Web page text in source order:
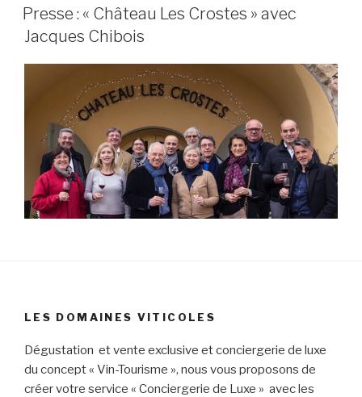
PUBLIÉ
LE
Presse : « Château Les Crostes » avec
Jacques Chibois
LES DOMAINES VITICOLES
Dégustation et vente exclusive et conciergerie de luxe
du concept « Vin-Tourisme », nous vous proposons de
créer votre service « Conciergerie de Luxe » avec les